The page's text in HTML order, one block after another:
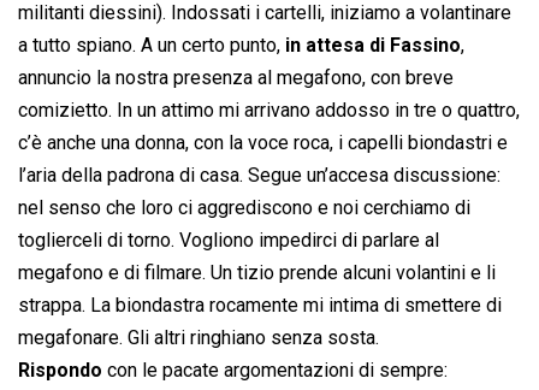
militanti diessini). Indossati i cartelli, iniziamo a volantinare
a tutto spiano. A un certo punto, in attesa di Fassino,
annuncio la nostra presenza al megafono, con breve
comizietto. In un attimo mi arrivano addosso in tre o quattro,
c’è anche una donna, con la voce roca, i capelli biondastri e
l’aria della padrona di casa. Segue un’accesa discussione:
nel senso che loro ci aggrediscono e noi cerchiamo di
toglierceli di torno. Vogliono impedirci di parlare al
megafono e di filmare. Un tizio prende alcuni volantini e li
strappa. La biondastra rocamente mi intima di smettere di
megafonare. Gli altri ringhiano senza sosta.
Rispondo con le pacate argomentazioni di sempre: